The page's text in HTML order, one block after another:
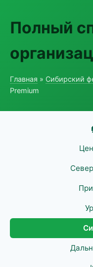
Полный
Главная » Сибирский
Premium